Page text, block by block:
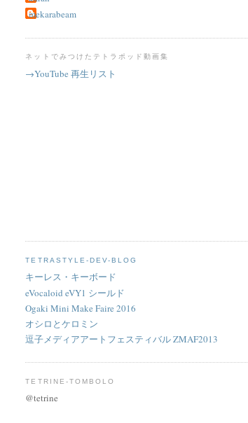
mekarabeam
ネットでみつけたテトラポッド動画集
→YouTube 再生リスト
TETRASTYLE-DEV-BLOG
キーレス・キーボード
eVocaloid eVY1 シールド
Ogaki Mini Make Faire 2016
オシロとケロミン
逗子メディアアートフェスティバル ZMAF2013
TETRINE-TOMBOLO
@tetrine